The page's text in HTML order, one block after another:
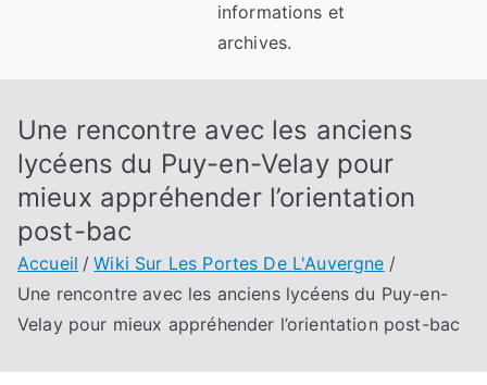
informations et
archives.
Une rencontre avec les anciens
lycéens du Puy-en-Velay pour
mieux appréhender l’orientation
post-bac
Accueil
Wiki Sur Les Portes De L'Auvergne
Une rencontre avec les anciens lycéens du Puy-en-
Velay pour mieux appréhender l’orientation post-bac